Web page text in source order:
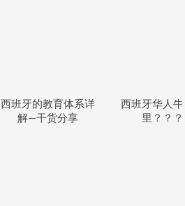
西班牙的教育体系详
解—干货分享
西班牙华人
里？？？